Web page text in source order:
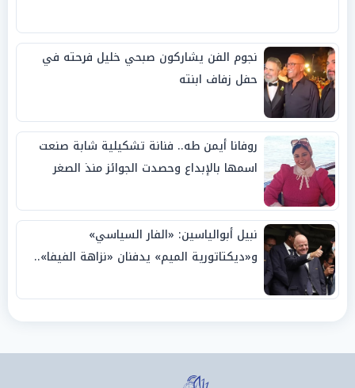
نجوم الفن يشاركون صبحي خليل فرحته في
حفل زفاف ابنته
روفانا أيمن طه.. فنانة تشكيلية شابة صنعت
اسمها بالإبداع وحصدت الجوائز منذ الصغر
نبيل أبوالياسين: «الفار السياسي»
و«ديكتاتورية الميم» يدفنان «نزاهة الفيفا»..